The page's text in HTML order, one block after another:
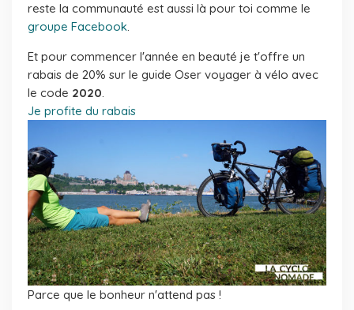
reste la communauté est aussi là pour toi comme le
groupe Facebook.
Et pour commencer l'année en beauté je t'offre un
rabais de 20% sur le guide Oser voyager à vélo avec
le code 2020.
Je profite du rabais
Parce que le bonheur n'attend pas !